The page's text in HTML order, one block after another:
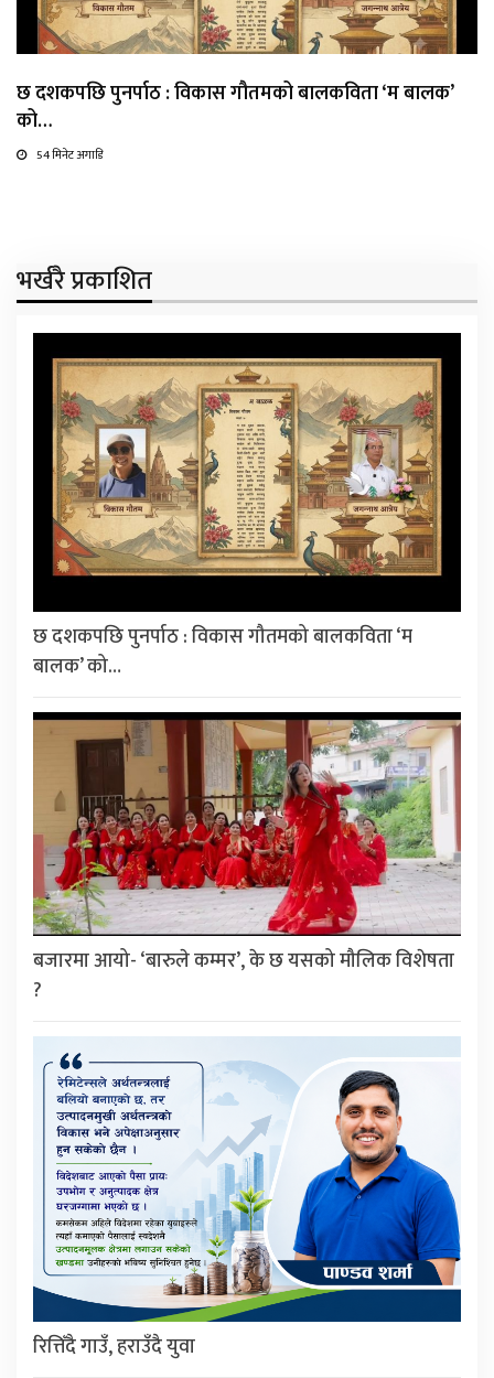
छ दशकपछि पुनर्पाठ : विकास गौतमको बालकविता ‘म बालक’
को…
54 मिनेट अगाडि
भर्खरै प्रकाशित
छ दशकपछि पुनर्पाठ : विकास गौतमको बालकविता ‘म
बालक’ को…
बजारमा आयो- ‘बारुले कम्मर’, के छ यसको मौलिक विशेषता
?
रित्तिँदै गाउँ, हराउँदै युवा